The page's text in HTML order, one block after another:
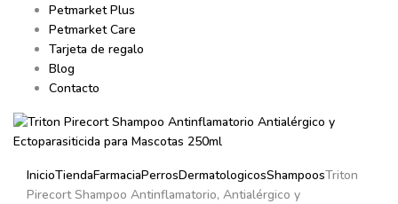
Petmarket Plus
Petmarket Care
Tarjeta de regalo
Blog
Contacto
InicioTiendaFarmaciaPerrosDermatologicosShampoosTriton
Pirecort Shampoo Antinflamatorio, Antialérgico y